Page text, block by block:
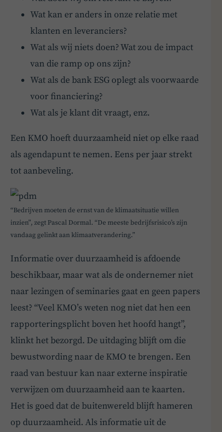
Wat kan er anders in onze relatie met
klanten en leveranciers?
Wat als wij niets doen? Wat zou de impact
van die ramp op ons zijn?
Wat als de bank ESG oplegt als voorwaarde
voor financiering?
Wat als je klant dit vraagt, enz.
Een KMO hoeft duurzaamheid niet op elke raad
als agendapunt te nemen. Eens per jaar strekt
tot aanbeveling.
“Bedrijven moeten de ernst van de klimaatsituatie willen
inzien”, zegt Pascal Dormal. “De meeste bedrijfsrisico’s zijn
vandaag gelinkt aan klimaatverandering.”
Informatie over duurzaamheid is afdoende
beschikbaar, maar wat als de ondernemer niet
naar lezingen of seminaries gaat en geen papers
leest? “Veel KMO’s weten nog niet dat hen een
rapporteringsplicht boven het hoofd hangt”,
klinkt het bezorgd. De uitdaging blijft om die
bewustwording naar de KMO te brengen. Een
raad van bestuur kan naar externe inspiratie
verwijzen om duurzaamheid aan te kaarten.
Het is goed dat de buitenwereld blijft hameren
op duurzaamheid. Als informatie uit de